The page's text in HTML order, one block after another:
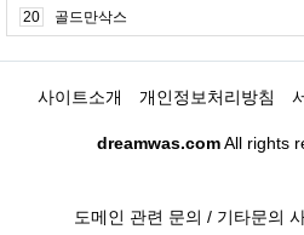
20
골드만삭스
사이트소개 개인정보처리방침
dreamwas.comAll rights
도메인 관련 문의 / 기타문의